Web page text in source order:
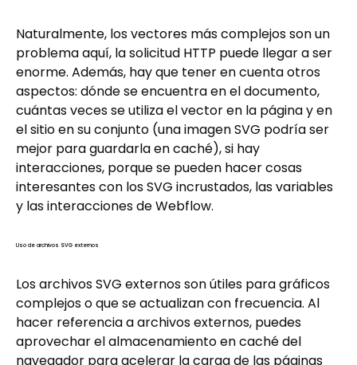
Naturalmente, los vectores más complejos son un
problema aquí, la solicitud HTTP puede llegar a ser
enorme. Además, hay que tener en cuenta otros
aspectos: dónde se encuentra en el documento,
cuántas veces se utiliza el vector en la página y en
el sitio en su conjunto (una imagen SVG podría ser
mejor para guardarla en caché), si hay
interacciones, porque se pueden hacer cosas
interesantes con los SVG incrustados, las variables
y las interacciones de Webflow.
Uso de archivos SVG externos
Los archivos SVG externos son útiles para gráficos
complejos o que se actualizan con frecuencia. Al
hacer referencia a archivos externos, puedes
aprovechar el almacenamiento en caché del
navegador para acelerar la carga de las páginas